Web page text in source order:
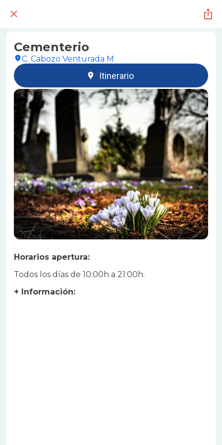
Cementerio
C. Cabozo Venturada M
Itinerario
Horarios apertura:
Todos los días de 10:00h a 21:00h.
+ Información: